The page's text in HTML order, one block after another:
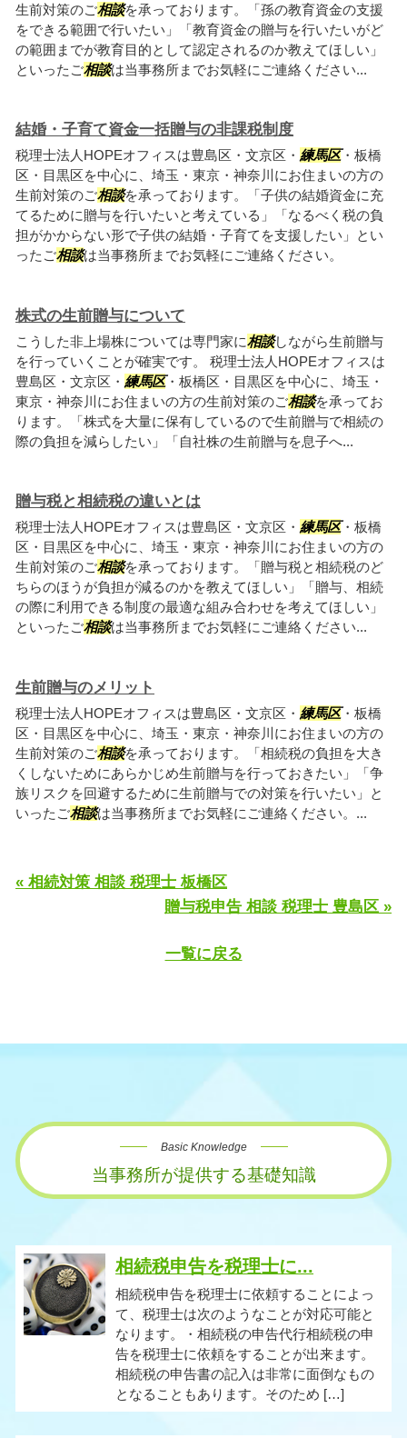
生前対策のご相談を承っております。「孫の教育資金の支援
をできる範囲で行いたい」「教育資金の贈与を行いたいがど
の範囲までが教育目的として認定されるのか教えてほしい」
といったご相談は当事務所までお気軽にご連絡ください...
結婚・子育て資金一括贈与の非課税制度
税理士法人HOPEオフィスは豊島区・文京区・ 練馬区・板橋
区・目黒区を中心に、埼玉・東京・神奈川にお住まいの方の
生前対策のご相談を承っております。「子供の結婚資金に充
てるために贈与を行いたいと考えている」「なるべく税の負
担がかからない形で子供の結婚・子育てを支援したい」とい
ったご相談は当事務所までお気軽にご連絡ください。
株式の生前贈与について
こうした非上場株については専門家に相談しながら生前贈与
を行っていくことが確実です。 税理士法人HOPEオフィスは
豊島区・文京区・ 練馬区・板橋区・目黒区を中心に、埼玉・
東京・神奈川にお住まいの方の生前対策のご相談を承ってお
ります。「株式を大量に保有しているので生前贈与で相続の
際の負担を減らしたい」「自社株の生前贈与を息子へ...
贈与税と相続税の違いとは
税理士法人HOPEオフィスは豊島区・文京区・ 練馬区・板橋
区・目黒区を中心に、埼玉・東京・神奈川にお住まいの方の
生前対策のご相談を承っております。「贈与税と相続税のど
ちらのほうが負担が減るのかを教えてほしい」「贈与、相続
の際に利用できる制度の最適な組み合わせを考えてほしい」
といったご相談は当事務所までお気軽にご連絡ください...
生前贈与のメリット
税理士法人HOPEオフィスは豊島区・文京区・ 練馬区・板橋
区・目黒区を中心に、埼玉・東京・神奈川にお住まいの方の
生前対策のご相談を承っております。「相続税の負担を大き
くしないためにあらかじめ生前贈与を行っておきたい」「争
族リスクを回避するために生前贈与での対策を行いたい」と
いったご相談は当事務所までお気軽にご連絡ください。...
« 相続対策 相談 税理士 板橋区
贈与税申告 相談 税理士 豊島区 »
一覧に戻る
Basic Knowledge
当事務所が提供する基礎知識
相続税申告を税理士に...
相続税申告を税理士に依頼することによっ
て、税理士は次のようなことが対応可能と
なります。・相続税の申告代行相続税の申
告を税理士に依頼をすることが出来ます。
相続税の申告書の記入は非常に面倒なもの
となることもあります。そのため […]